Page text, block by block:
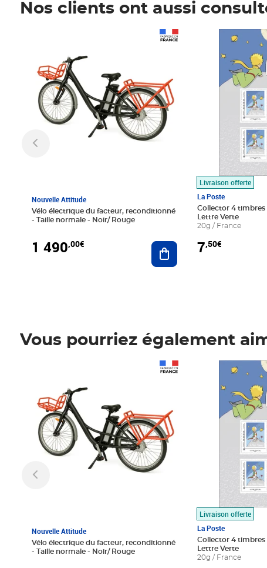
Nos clients ont aussi
Nouvelle Attitude
Vélo électrique du facteur, reconditionné
- Taille normale - Noir/ Rouge
1 490,00€ Ajouter au panier
Livraison offerte
La Poste
Collector 4 timbres
Lettre Verte
20g / France
7,50€
Prix 7,50€
Vous pourriez également
Nouvelle Attitude
Vélo électrique du facteur, reconditionné
- Taille normale - Noir/ Rouge
Livraison offerte
La Poste
Collector 4 timbres
Lettre Verte
20g / France
Prix 7,50€